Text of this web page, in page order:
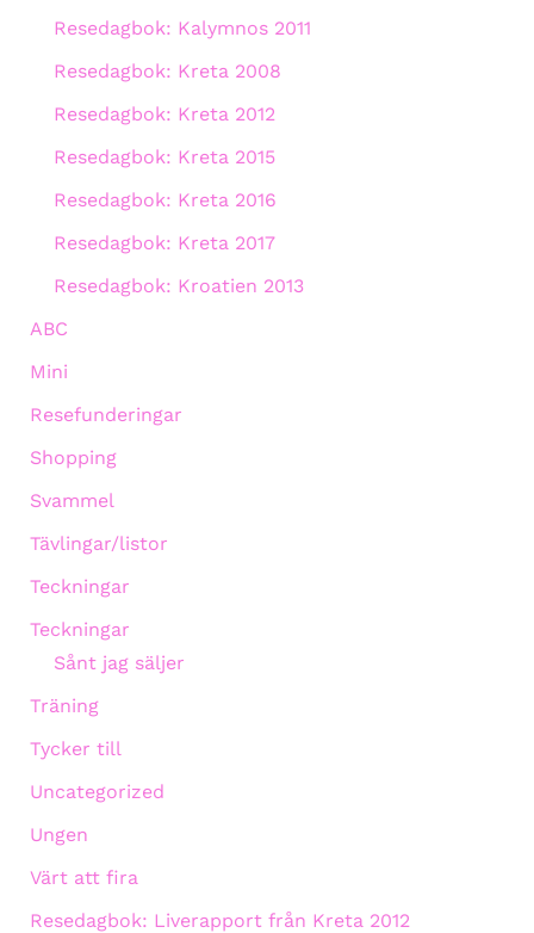
Resedagbok: Kalymnos 2011
Resedagbok: Kreta 2008
Resedagbok: Kreta 2012
Resedagbok: Kreta 2015
Resedagbok: Kreta 2016
Resedagbok: Kreta 2017
Resedagbok: Kroatien 2013
ABC
Mini
Resefunderingar
Shopping
Svammel
Tävlingar/listor
Teckningar
Teckningar
Sånt jag säljer
Träning
Tycker till
Uncategorized
Ungen
Värt att fira
Resedagbok: Liverapport från Kreta 2012